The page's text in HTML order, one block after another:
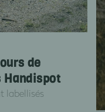
de
Handispot
labellisés